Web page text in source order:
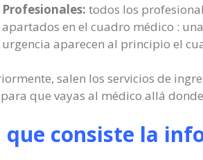
Profesionales: todos los
apartados en el cuadro médico :
urgencia aparecen al principio el
salen los servicios de
que vayas al médico allá
que consiste la